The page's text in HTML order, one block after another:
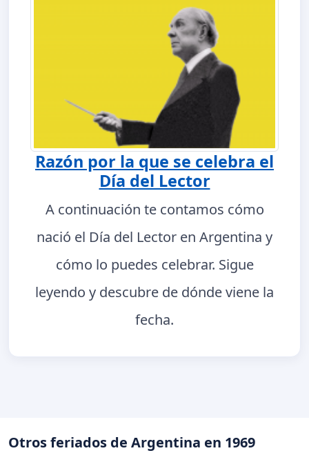
Razón por la que se celebra el
Día del Lector
A continuación te contamos cómo
nació el Día del Lector en Argentina y
cómo lo puedes celebrar. Sigue
leyendo y descubre de dónde viene la
fecha.
Otros feriados de Argentina en 1969